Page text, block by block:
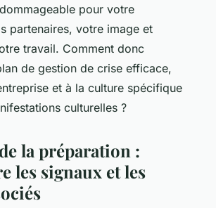
•5 min de lecture
pour votre
partenaires, votre image et
travail. Comment donc
de gestion de crise efficace,
et à la culture spécifique
culturelles ?
la préparation :
les signaux et les